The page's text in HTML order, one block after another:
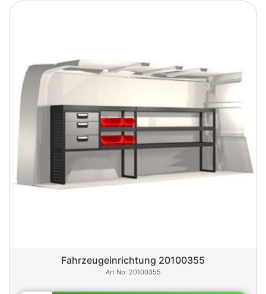
Fahrzeugeinrichtung 20100355
20100355